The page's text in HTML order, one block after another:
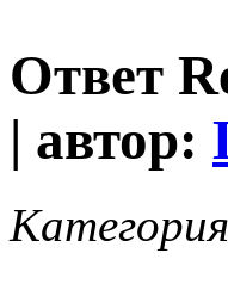
Ответ
| автор: